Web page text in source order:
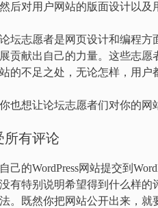
后对用户网站的版面设计以及
坛志愿者是网页设计和编程
贡献出自己的力量。这些志
的不足之处，无论怎样，用户
也想让论坛志愿者们对你的网
所有评论
己的WordPress网站提交到
有特别说明希望得到什么样
。既然你把网站公开出来，就